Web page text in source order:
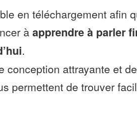
en téléchargement afin
à apprendre à parler
.
conception attrayante et
permettent de trouver